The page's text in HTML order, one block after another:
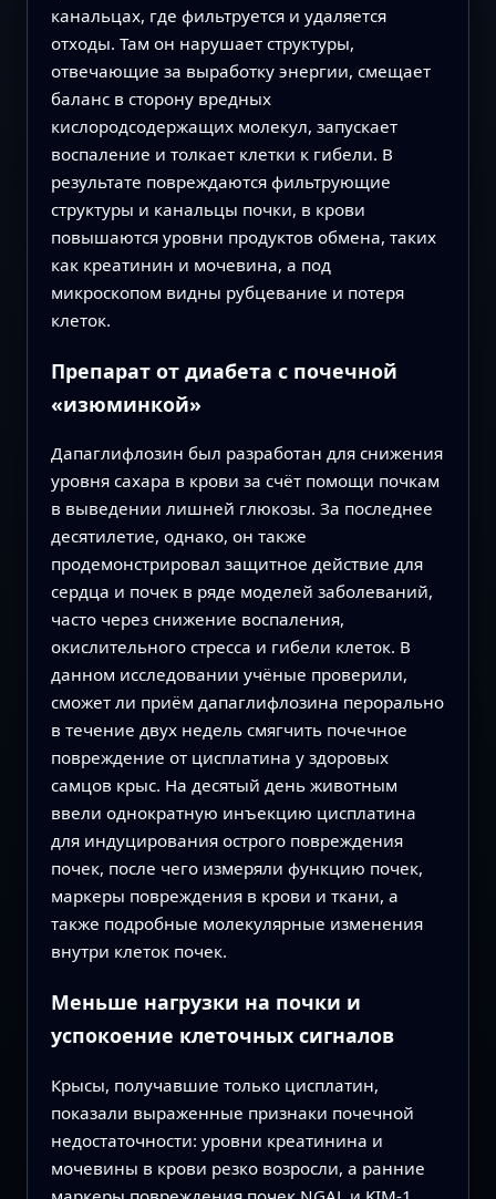
канальцах, где фильтруется и удаляется
отходы. Там он нарушает структуры,
отвечающие за выработку энергии, смещает
баланс в сторону вредных
кислородсодержащих молекул, запускает
воспаление и толкает клетки к гибели. В
результате повреждаются фильтрующие
структуры и канальцы почки, в крови
повышаются уровни продуктов обмена, таких
как креатинин и мочевина, а под
микроскопом видны рубцевание и потеря
клеток.
Препарат от диабета с почечной
«изюминкой»
Дапаглифлозин был разработан для снижения
уровня сахара в крови за счёт помощи почкам
в выведении лишней глюкозы. За последнее
десятилетие, однако, он также
продемонстрировал защитное действие для
сердца и почек в ряде моделей заболеваний,
часто через снижение воспаления,
окислительного стресса и гибели клеток. В
данном исследовании учёные проверили,
сможет ли приём дапаглифлозина перорально
в течение двух недель смягчить почечное
повреждение от цисплатина у здоровых
самцов крыс. На десятый день животным
ввели однократную инъекцию цисплатина
для индуцирования острого повреждения
почек, после чего измеряли функцию почек,
маркеры повреждения в крови и ткани, а
также подробные молекулярные изменения
внутри клеток почек.
Меньше нагрузки на почки и
успокоение клеточных сигналов
Крысы, получавшие только цисплатин,
показали выраженные признаки почечной
недостаточности: уровни креатинина и
мочевины в крови резко возросли, а ранние